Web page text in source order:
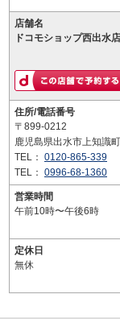
店舗名
ドコモショップ西出水店
住所/電話番号
〒899-0212
鹿児島県出水市上知識
TEL： 0120-865-339
TEL： 0996-68-1360
営業時間
午前10時〜午後6時
定休日
無休